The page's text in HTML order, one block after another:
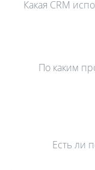
Какая CRM
По каким
Есть ли